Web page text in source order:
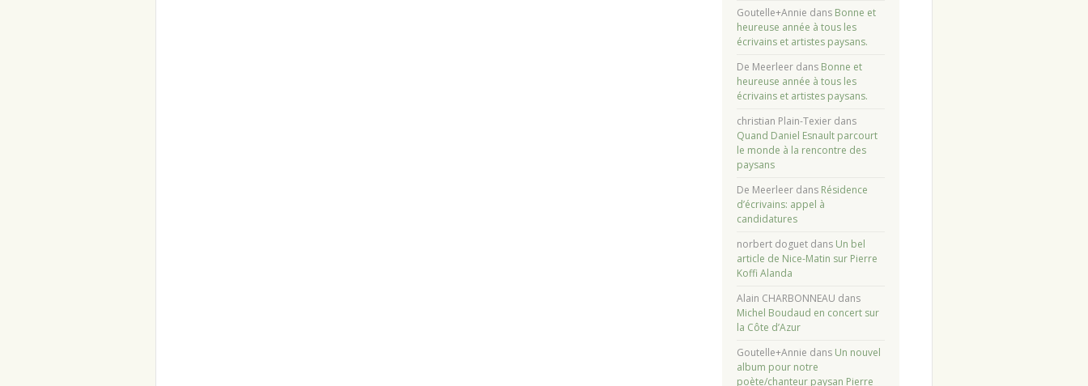
Goutelle+Annie dans Bonne et
heureuse année à tous les
écrivains et artistes paysans.
De Meerleerdans Bonne et
heureuse année à tous les
écrivains et artistes paysans.
christian Plain-Texierdans
Quand Daniel Esnault parcourt
le monde à la rencontre des
paysans
De Meerleerdans Résidence
d’écrivains: appel à
candidatures
norbert doguetdans Un bel
article de Nice-Matin sur Pierre
Koffi Alanda
Alain CHARBONNEAU dans
Michel Boudaud en concert sur
la Côte d’Azur
Goutelle+Annie dans Un nouvel
album pour notre
poète/chanteur paysan Pierre